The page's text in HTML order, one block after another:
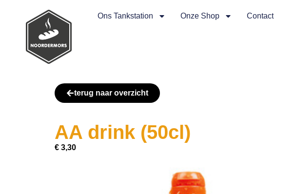
Ons Tankstation Onze Shop Contact
terug naar overzicht
AA drink (50cl)
€ 3,30